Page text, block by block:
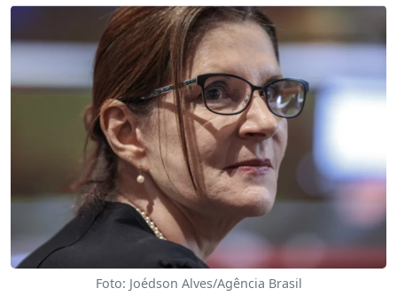
Foto: Joédson Alves/Agência Brasil